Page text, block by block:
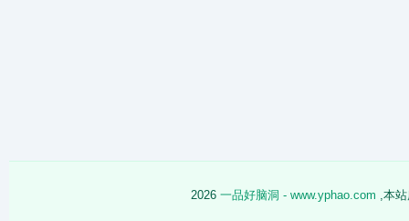
2026 一品好脑洞 - www.yphao.com ,本